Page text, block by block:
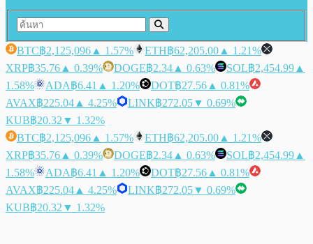
BTC฿2,125,096 ▲ 1.57% ETH฿62,205.00 ▲ 1.21%
XRP฿35.76 ▲ 0.39% DOGE฿2.34 ▲ 0.63% SOL฿2,454.99 ▲
1.58%
ADA฿6.41 ▲ 1.20% DOT฿27.56 ▲ 0.81%
AVAX฿225.04 ▲ 4.25% LINK฿272.05▼ 0.69%
KUB฿20.32 ▼ 1.32%
BTC฿2,125,096 ▲ 1.57% ETH฿62,205.00 ▲ 1.21%
XRP฿35.76 ▲ 0.39% DOGE฿2.34 ▲ 0.63% SOL฿2,454.99 ▲
1.58%
ADA฿6.41 ▲ 1.20% DOT฿27.56 ▲ 0.81%
AVAX฿225.04 ▲ 4.25% LINK฿272.05▼ 0.69%
KUB฿20.32 ▼ 1.32%